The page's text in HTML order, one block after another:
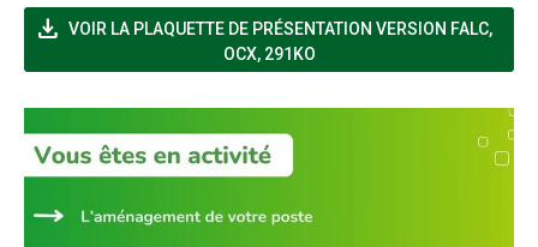
file_download VOIR LA PLAQUETTE DE PRÉSENTATION VERSION FALC,
OCX, 291KO